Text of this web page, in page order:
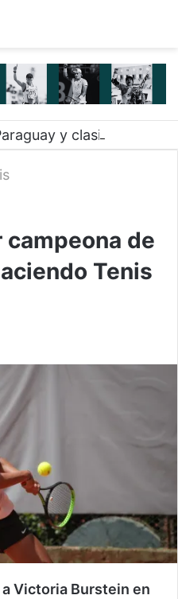
de
Tenis
Victoria Burstein en